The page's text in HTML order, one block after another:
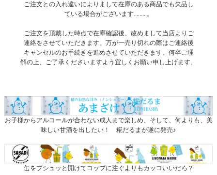
ご注文との入れ違いによりまして在庫のある商品でも欠品し
ている場合がございます.........。
ご注文を頂戴した時点で在庫確認後、改めまして当店よりご
連絡をさせていただきます。万が一売り切れの際はご連絡後
キャンセルのお手続きを進めさせていただきます。何卒ご理
解の上、ご了承くださいますよう宜しくお願い申し上げます。
お子様からアルコールが合わない成人まで楽しめ、そして、何よりも、美
味しい甘酒を出したい！ 糀だるまが遂に発売♪
缶をプシュッと開けてコップに注ぐよりもカッコいいだろ？